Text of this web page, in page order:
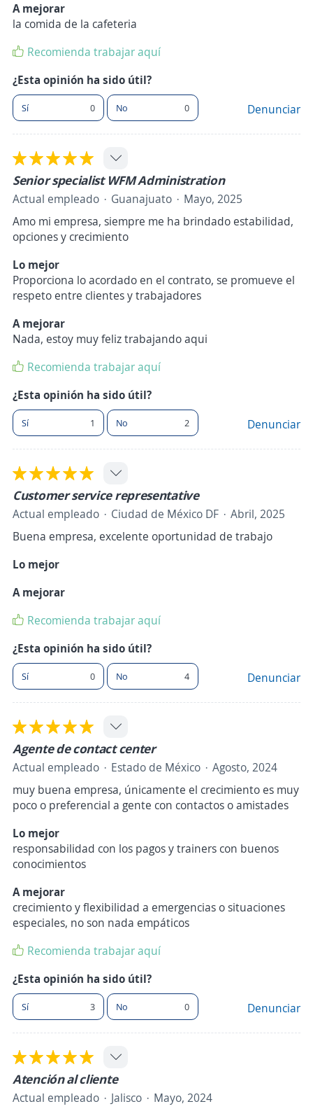
A mejorar
la comida de la cafeteria
Recomienda trabajar aquí
¿Esta opinión ha sido útil?
Sí 0 No 0 Denunciar
Senior specialist WFM Administration
Actual empleado Guanajuato
Mayo, 2025
Amo mi empresa, siempre me ha brindado estabilidad,
opciones y crecimiento
Lo mejor
Proporciona lo acordado en el contrato, se promueve el
respeto entre clientes y trabajadores
A mejorar
Nada, estoy muy feliz trabajando aqui
Recomienda trabajar aquí
¿Esta opinión ha sido útil?
Sí 1 No 2 Denunciar
Customer service representative
Actual empleado Ciudad de México DF
Abril, 2025
Buena empresa, excelente oportunidad de trabajo
Lo mejor
A mejorar
Recomienda trabajar aquí
¿Esta opinión ha sido útil?
Sí 0 No 4 Denunciar
Agente de contact center
Actual empleado Estado de México
Agosto, 2024
muy buena empresa, únicamente el crecimiento es muy
poco o preferencial a gente con contactos o amistades
Lo mejor
responsabilidad con los pagos y trainers con buenos
conocimientos
A mejorar
crecimiento y flexibilidad a emergencias o situaciones
especiales, no son nada empáticos
Recomienda trabajar aquí
¿Esta opinión ha sido útil?
Sí 3 No 0 Denunciar
Atención al cliente
Actual empleado Jalisco Mayo, 2024